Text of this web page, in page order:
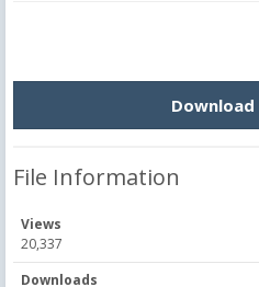
File Information
Views
20,337
Downloads